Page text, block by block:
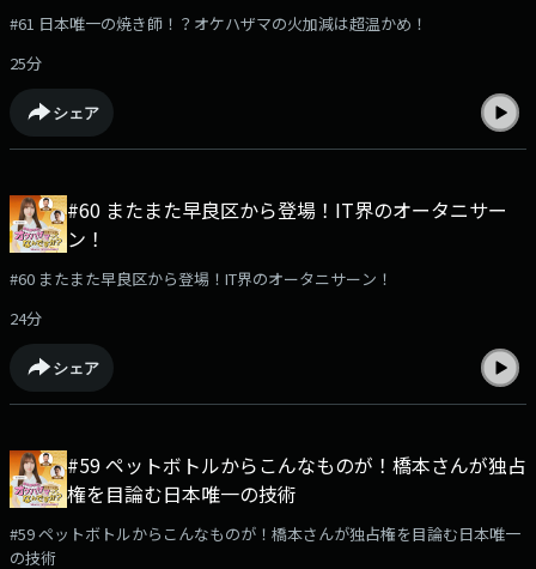
#61 日本唯一の焼き師！？オケハザマの火加減は超温かめ！
25分
シェア
#60 またまた早良区から登場！IT界のオータニサー
ン！
#60 またまた早良区から登場！IT界のオータニサーン！
24分
シェア
#59 ペットボトルからこんなものが！橋本さんが独占
権を目論む日本唯一の技術
#59 ペットボトルからこんなものが！橋本さんが独占権を目論む日本唯一
の技術